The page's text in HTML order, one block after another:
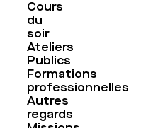
Cours
du
soir
Ateliers
Publics
Formations
professionnelles
Autres
regards